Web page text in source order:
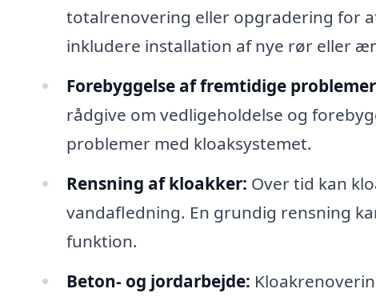
totalrenovering eller opgradering for
inkludere installation af nye rør eller
Forebyggelse af fremtidige
rådgive om vedligeholdelse og
problemer med kloaksystemet.
Rensning af kloakker: Over tid kan
vandafledning. En grundig rensning
funktion.
Beton- og jordarbejde: